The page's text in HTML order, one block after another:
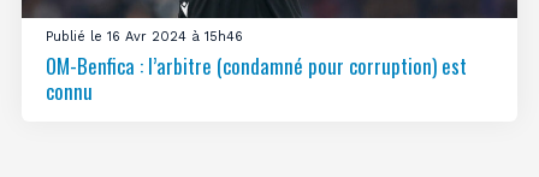
Publié le 16 Avr 2024 à 15h46
OM-Benfica : l’arbitre (condamné pour corruption) est
connu